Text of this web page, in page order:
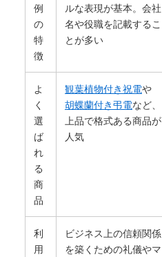
例
の
特
徴
ルな表現が基本。会社
名や役職を記載するこ
とが多い
よ
く
選
ば
れ
る
商
品
観葉植物付き祝電や
胡蝶蘭付き弔電など、
上品で格式ある商品が
人気
利
用
ビジネス上の信頼関係
を築くための礼儀やマ